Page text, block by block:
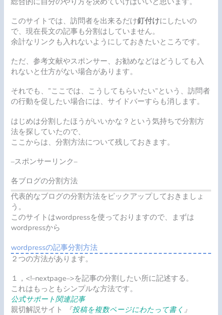
このサイトでは、訪問者を出来るだけ釘付けにしたいの
で、現在長文の記事も分割はしていません。
余計なリンクも入れないようにしておきたいところです。
ただ、参考文献やスポンサー、お勧めなどはどうしても入
れないと仕方がない場合があります。
それでも、”ここでは、こうしてもらいたい”という、訪問者
の行動を促したい場合には、サイドバーすらも消します。
はじめは分割したほうがいいかな？という気持ちで分割方
法を探していたので、
ここからは、分割方法について残しておきます。
–スポンサーリンク–
各ブログの分割方法
代表的なブログの分割方法をピックアップしておきましょ
う。
このサイトはwordpressを使っておりますので、まずは
wordpressから
wordpressの記事分割方法
２つの方法があります。
１， <!–nextpage–>を記事の分割したい所に記述する。
これはもっともシンプルな方法です。
公式サポート関連記事
親切解説サイト
『投稿を複数ページにわたって書く 』